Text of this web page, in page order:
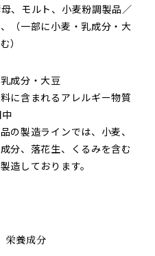
、モルト、小麦粉調製品／
（一部に小麦・乳成分・大
）
成分・大豆
に含まれるアレルギー物質
の製造ラインでは、小麦、
分、落花生、くるみを含む
造しております。
栄養成分